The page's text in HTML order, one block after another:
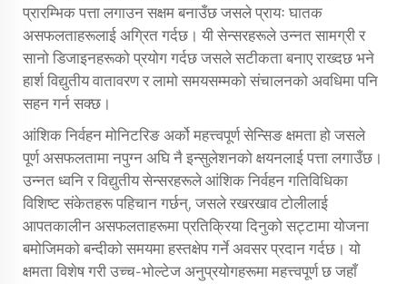
प्रारम्भिक पत्ता लगाउन सक्षम बनाउँछ जसले प्रायः घातक
असफलताहरूलाई अग्रित गर्दछ। यी सेन्सरहरूले उन्नत सामग्री र
सानो डिजाइनहरूको प्रयोग गर्दछ जसले सटीकता बनाए राख्दछ भने
हार्श विद्युतीय वातावरण र लामो समयसम्मको संचालनको अवधिमा पनि
सहन गर्न सक्छ।
आंशिक निर्वहन मोनिटरिङ अर्को महत्त्वपूर्ण सेन्सिङ क्षमता हो जसले
पूर्ण असफलतामा नपुग्न अघि नै इन्सुलेशनको क्षयनलाई पत्ता लगाउँछ।
उन्नत ध्वनि र विद्युतीय सेन्सरहरूले आंशिक निर्वहन गतिविधिका
विशिष्ट संकेतहरू पहिचान गर्छन्, जसले रखरखाव टोलीलाई
आपतकालीन असफलताहरूमा प्रतिक्रिया दिनुको सट्टामा योजना
बमोजिमको बन्दीको समयमा हस्तक्षेप गर्ने अवसर प्रदान गर्दछ। यो
क्षमता विशेष गरी उच्च-भोल्टेज अनुप्रयोगहरूमा महत्त्वपूर्ण छ जहाँ